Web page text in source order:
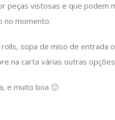
peças vistosas e que podem
no momento.
sopa de miso de
na carta várias outras
e muito boa 🙂